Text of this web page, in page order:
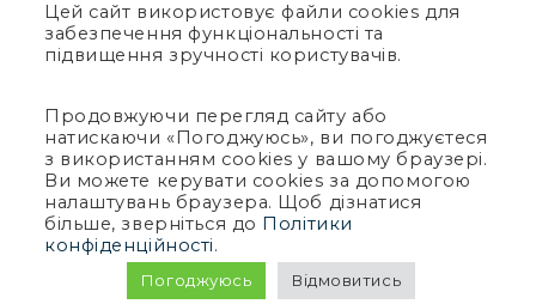
Цей сайт використовує файли cookies для
забезпечення функціональності та
підвищення зручності користувачів.
Продовжуючи перегляд сайту або
натискаючи «Погоджуюсь», ви погоджуєтеся
з використанням cookies у вашому браузері.
Ви можете керувати cookies за допомогою
налаштувань браузера. Щоб дізнатися
більше, зверніться до Політики
конфіденційності.
Погоджуюсь Відмовитись